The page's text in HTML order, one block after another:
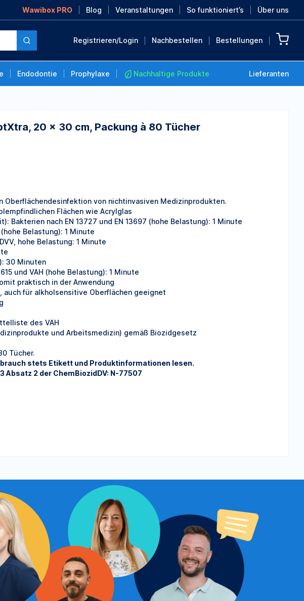
Wawibox PRO Blog Veranstaltungen So funktioniert’s Über uns
Registrieren/Login Nachbestellen Bestellungen
Endodontie Prophylaxe Nachhaltige Produkte Lieferanten
MEHR ENTDECKEN
20 × 30 cm, Packung à 80 Tücher
von nichtinvasiven Medizinprodukten.
Flächen wie Acrylglas
Bakterien nach EN 13727 und EN 13697 (hohe Belastung): 1 Minute
Belastung): 1 Minute
hohe Belastung: 1 Minute
30 Minuten
und VAH (hohe Belastung): 1 Minute
praktisch in der Anwendung
auch für alkholsensitive Oberflächen geeignet
des VAH
und Arbeitsmedizin) gemäß Biozidgesetz
Tücher.
stets Etikett und Produktinformationen lesen.
Absatz 2 der ChemBiozidDV: N-77507